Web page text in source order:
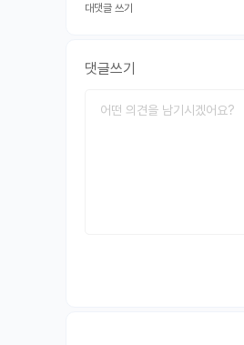
대댓글 쓰기
댓글쓰기